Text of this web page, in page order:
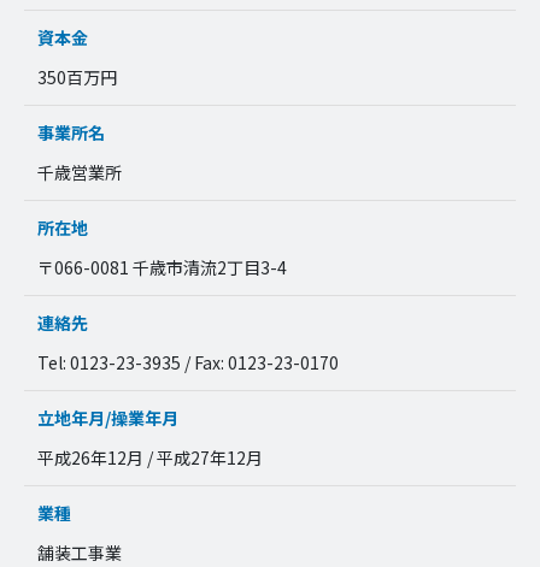
資本金
350百万円
事業所名
千歳営業所
所在地
〒066-0081 千歳市清流2丁目3-4
連絡先
Tel: 0123-23-3935 / Fax: 0123-23-0170
立地年月/操業年月
平成26年12月 / 平成27年12月
業種
舗装工事業